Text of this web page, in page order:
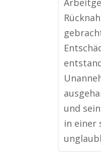
und
in einer